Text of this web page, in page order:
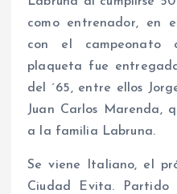
como entrenador, en
con el campeonato
plaqueta fue
del ´65, entre ellos
Juan Carlos Marenda,
a la familia Labruna.
Se viene Italiano, el
Ciudad Evita.